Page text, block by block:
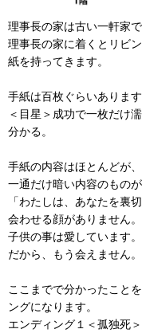
理事長の家は古い一軒家で
理事長の家に着くとリビ
紙を持ってきます。
手紙は百枚ぐらいあります
＜目星＞成功で一枚だけ
分かる。
手紙の内容はほとんどが
一通だけ暗い内容のものが
「わたしは、あなたを裏
会わせる顔がありません。
子供の事は愛しています。
だから、もう会えません
ここまでで分かったこと
ングになります。
エンディング１＜孤独死＞